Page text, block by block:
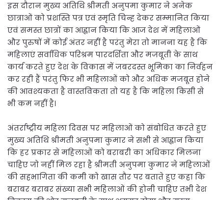
इस दौरान मुख्य अतिथि श्रीमती अनुपमा कुमार ने अनेक
छात्राओं को प्रशस्ति पत्र एवं स्मृति चिन्ह देकर सम्मानित किया
एवं समस्त छात्रों का आह्वान किया कि आज देश में महिलाओं
और पुरुषों में कोई अंतर नहीं है परंतु मेरा तो मानना यह है कि
महिलाएं सर्वाधिक परिश्रम पारदर्शिता और मजबूती के साथ
कार्य करते हुए देश के विकास में जबरदस्त भूमिका का निर्वहन
कर रही हैं परंतु फिर भी महिलाओं को और अधिक मजबूत होने
की आवश्यकता है वास्तविकता तो यह है कि महिला किसी से
भी कम नहीं है।
अंतर्राष्ट्रीय महिला दिवस पर महिलाओं को संबोधित करते हुए
मुख्य अतिथि श्रीमती अनुपमा कुमार ने सभी से आह्वान किया
कि हर प्रकार से महिलाओं को बराबरी का अधिकार मिलना
चाहिए जो नहीं मिल रहा है श्रीमती अनुपमा कुमार ने महिलाओं
की सहभागिता की कमी को खास तौर पर बताते हुए कहा कि
बराबर बराबर संख्या सभी महिलाओं की होनी चाहिए तभी देश